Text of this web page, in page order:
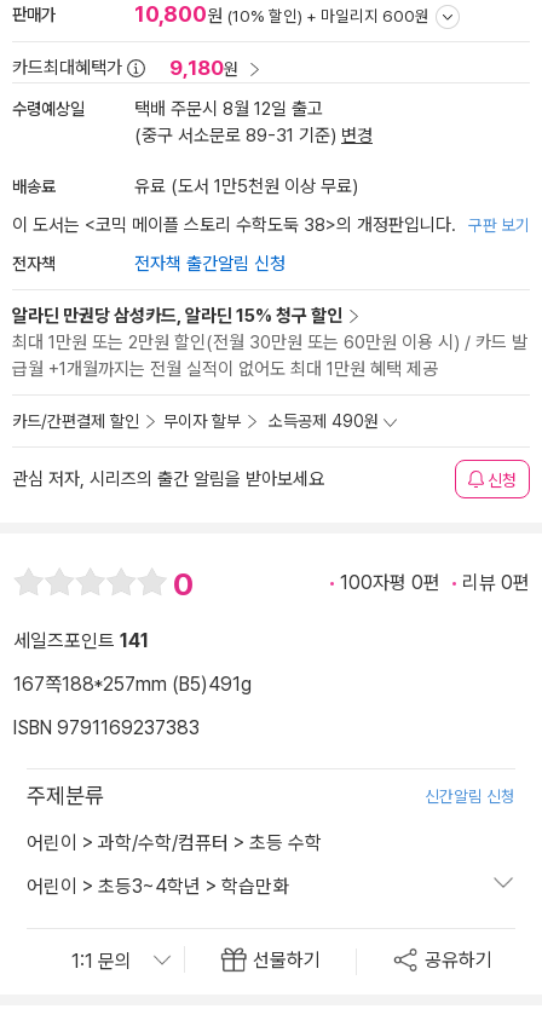
판매가 10,800원 (10% 할인) + 마일리지 600원
카드최대혜택가 9,180원
수령예상일
택배 주문시 8월 12일 출고
(중구 서소문로 89-31 기준) 변경
배송료
유료 (도서 1만5천원 이상 무료)
이 도서는 <코믹 메이플 스토리 수학도둑 38>의 개정판입니다. 구판 보기
전자책 전자책 출간알림 신청
알라딘 만권당 삼성카드, 알라딘 15% 청구 할인
최대 1만원 또는 2만원 할인(전월 30만원 또는 60만원 이용 시) / 카드 발
급월 +1개월까지는 전월 실적이 없어도 최대 1만원 혜택 제공
카드/간편결제 할인 무이자 할부 소득공제 490원
관심 저자, 시리즈의 출간 알림을 받아보세요 신청
0 100자평 0편 리뷰 0편
세일즈포인트 141
167쪽188*257mm (B5)491g
ISBN 9791169237383
주제분류 신간알림 신청
어린이 > 과학/수학/컴퓨터 > 초등 수학
어린이 > 초등3~4학년 > 학습만화
선물하기 공유하기